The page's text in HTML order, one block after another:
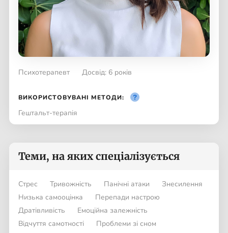
Психотерапевт Досвід: 6 років
ВИКОРИСТОВУВАНІ МЕТОДИ:
Гештальт-терапія
Теми, на яких спеціалізується
Стрес Тривожність Панічні атаки
Знесилення
Низька самооцінка
Перепади настрою
Дратівливість
Емоційна залежність
Відчуття самотності
Проблеми зі сном